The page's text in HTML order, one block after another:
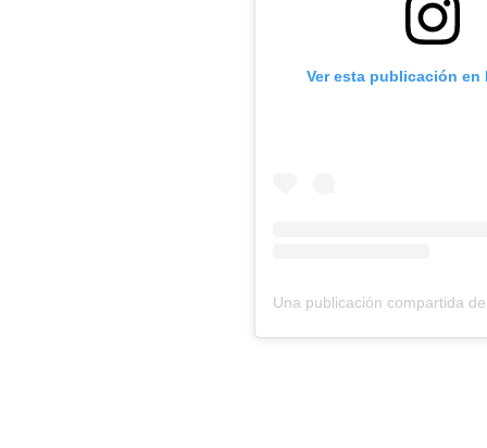
Ver esta publicación en